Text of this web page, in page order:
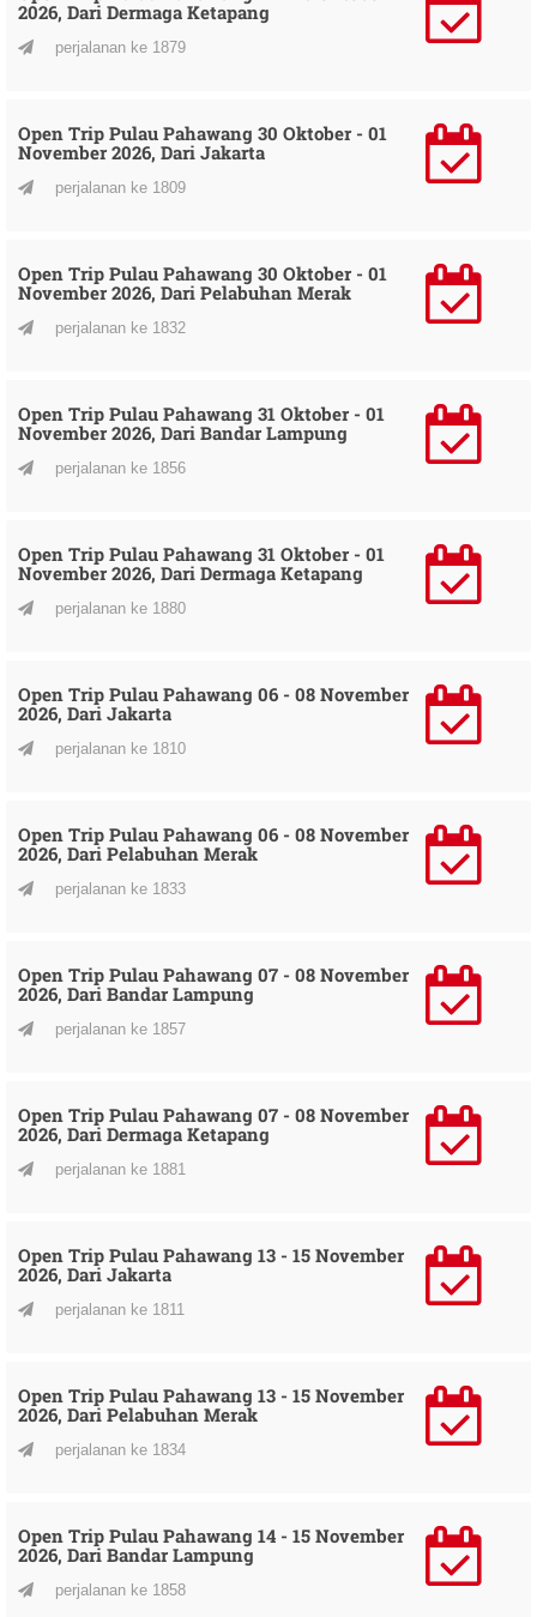
2026, Dari Dermaga Ketapang
perjalanan ke 1879
Open Trip Pulau Pahawang 30 Oktober - 01
November 2026, Dari Jakarta
perjalanan ke 1809
Open Trip Pulau Pahawang 30 Oktober - 01
November 2026, Dari Pelabuhan Merak
perjalanan ke 1832
Open Trip Pulau Pahawang 31 Oktober - 01
November 2026, Dari Bandar Lampung
perjalanan ke 1856
Open Trip Pulau Pahawang 31 Oktober - 01
November 2026, Dari Dermaga Ketapang
perjalanan ke 1880
Open Trip Pulau Pahawang 06 - 08 November
2026, Dari Jakarta
perjalanan ke 1810
Open Trip Pulau Pahawang 06 - 08 November
2026, Dari Pelabuhan Merak
perjalanan ke 1833
Open Trip Pulau Pahawang 07 - 08 November
2026, Dari Bandar Lampung
perjalanan ke 1857
Open Trip Pulau Pahawang 07 - 08 November
2026, Dari Dermaga Ketapang
perjalanan ke 1881
Open Trip Pulau Pahawang 13 - 15 November
2026, Dari Jakarta
perjalanan ke 1811
Open Trip Pulau Pahawang 13 - 15 November
2026, Dari Pelabuhan Merak
perjalanan ke 1834
Open Trip Pulau Pahawang 14 - 15 November
2026, Dari Bandar Lampung
perjalanan ke 1858